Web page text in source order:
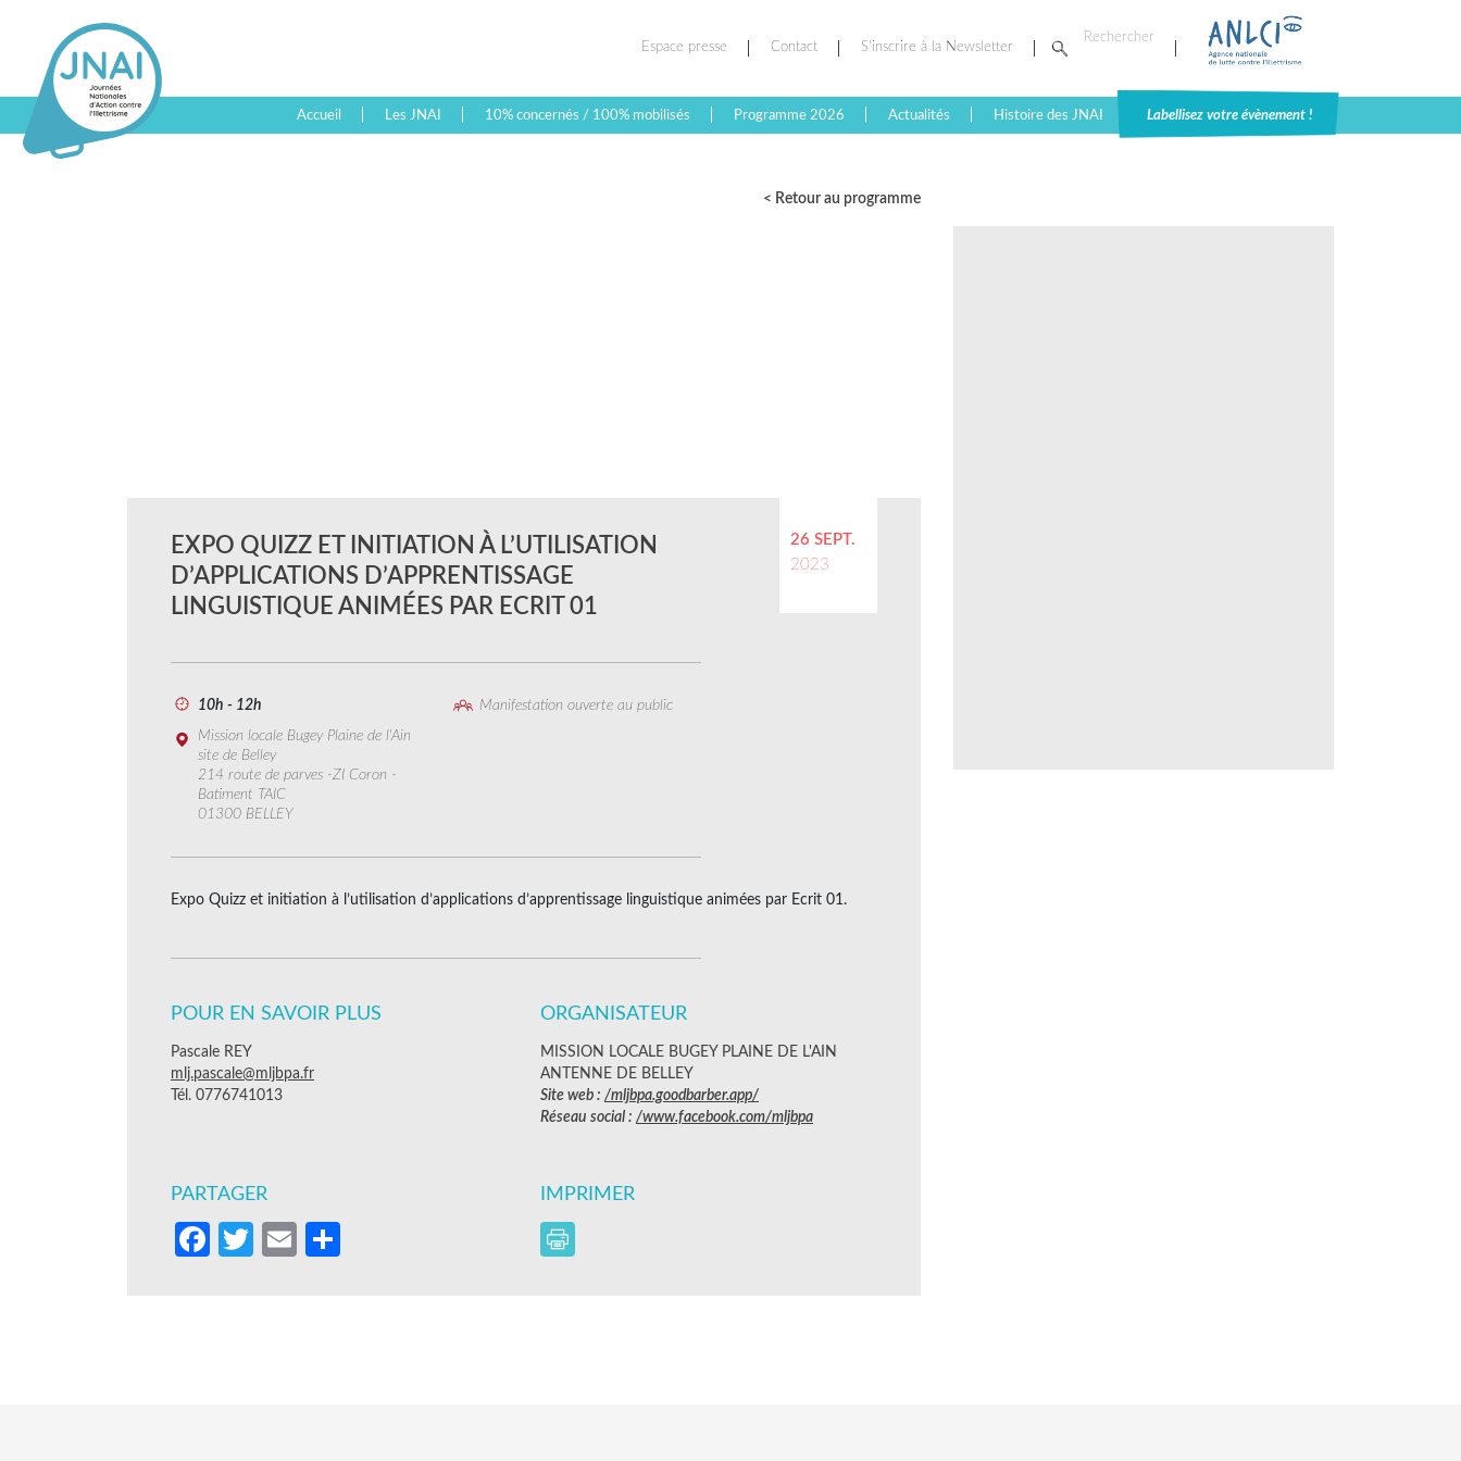
Espace presse Contact S’inscrire à la Newsletter
Accueil Les JNAI 10% concernés / 100% mobilisés Programme 2026 Actualités Histoire des JNAI Labellisez votre évènement !
< Retour au programme
26 SEPT.
2023
EXPO QUIZZ ET INITIATION À L’UTILISATION
D’APPLICATIONS D’APPRENTISSAGE
LINGUISTIQUE ANIMÉES PAR ECRIT 01
10h - 12h
Manifestation ouverte au public
Mission locale Bugey Plaine de l'Ain
site de Belley
214 route de parves -ZI Coron -
Batiment TAIC
01300 BELLEY
Expo Quizz et initiation à l’utilisation d’applications d’apprentissage linguistique animées par Ecrit 01.
POUR EN SAVOIR PLUS
Pascale REY
mlj.pascale@mljbpa.fr
Tél. 0776741013
ORGANISATEUR
MISSION LOCALE BUGEY PLAINE DE L'AIN
ANTENNE DE BELLEY
Site web : /mljbpa.goodbarber.app/
Réseau social : /www.facebook.com/mljbpa
PARTAGER
Facebook
Twitter
Email
IMPRIMER